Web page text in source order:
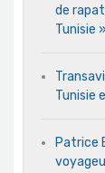
de
Tunisie »
Tunisie
Patrice